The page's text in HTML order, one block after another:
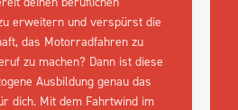
erweitern und verspürst die
das Motorradfahren zu
zu machen? Dann ist diese
Ausbildung genau das
dich. Mit dem Fahrtwind im